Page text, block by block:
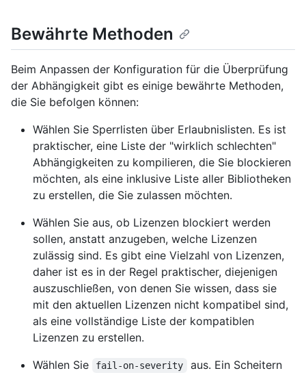
Bewährte Methoden
Beim Anpassen der Konfiguration für die Überprüfung
der Abhängigkeit gibt es einige bewährte Methoden,
die Sie befolgen können:
Wählen Sie Sperrlisten über Erlaubnislisten. Es ist
praktischer, eine Liste der "wirklich schlechten"
Abhängigkeiten zu kompilieren, die Sie blockieren
möchten, als eine inklusive Liste aller Bibliotheken
zu erstellen, die Sie zulassen möchten.
Wählen Sie aus, ob Lizenzen blockiert werden
sollen, anstatt anzugeben, welche Lizenzen
zulässig sind. Es gibt eine Vielzahl von Lizenzen,
daher ist es in der Regel praktischer, diejenigen
auszuschließen, von denen Sie wissen, dass sie
mit den aktuellen Lizenzen nicht kompatibel sind,
als eine vollständige Liste der kompatiblen
Lizenzen zu erstellen.
Wählen Sie
fail-on-severity
aus. Ein Scheitern